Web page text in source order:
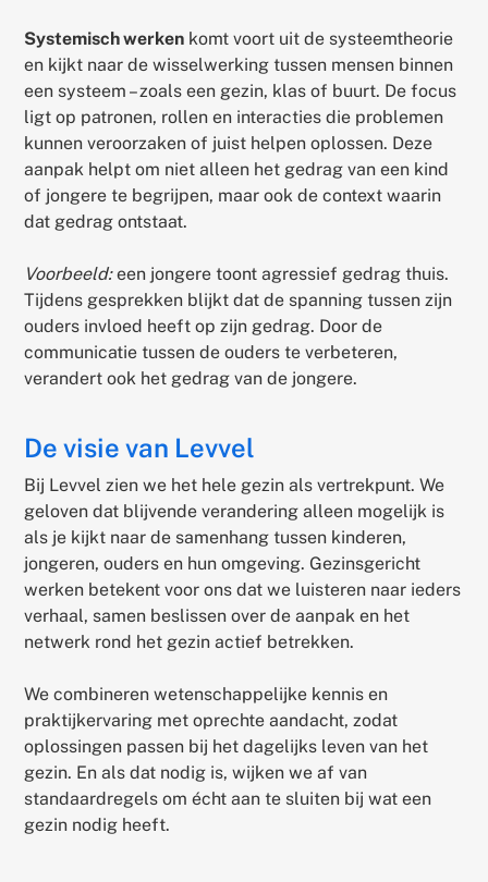
Systemisch werken komt voort uit de systeemtheorie
en kijkt naar de wisselwerking tussen mensen binnen
een systeem – zoals een gezin, klas of buurt. De focus
ligt op patronen, rollen en interacties die problemen
kunnen veroorzaken of juist helpen oplossen. Deze
aanpak helpt om niet alleen het gedrag van een kind
of jongere te begrijpen, maar ook de context waarin
dat gedrag ontstaat.
Voorbeeld:een jongere toont agressief gedrag thuis.
Tijdens gesprekken blijkt dat de spanning tussen zijn
ouders invloed heeft op zijn gedrag. Door de
communicatie tussen de ouders te verbeteren,
verandert ook het gedrag van de jongere.
De visie van Levvel
Bij Levvel zien we het hele gezin als vertrekpunt. We
geloven dat blijvende verandering alleen mogelijk is
als je kijkt naar de samenhang tussen kinderen,
jongeren, ouders en hun omgeving. Gezinsgericht
werken betekent voor ons dat we luisteren naar ieders
verhaal, samen beslissen over de aanpak en het
netwerk rond het gezin actief betrekken.
We combineren wetenschappelijke kennis en
praktijkervaring met oprechte aandacht, zodat
oplossingen passen bij het dagelijks leven van het
gezin. En als dat nodig is, wijken we af van
standaardregels om écht aan te sluiten bij wat een
gezin nodig heeft.